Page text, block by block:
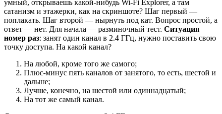
умный, открываешь какой-нибудь Wi-Fi Explorer, а там
сатанизм и этажерки, как на скриншоте? Шаг первый —
поплакать. Шаг второй — нырнуть под кат. Вопрос простой, а
ответ — нет. Для начала — разминочный тест. Ситуация
номер раз: занят один канал в 2.4 ГГц, нужно поставить свою
точку доступа. На какой канал?
На любой, кроме того же самого;
Плюс-минус пять каналов от занятого, то есть, шестой и
дальше;
Лучше, конечно, на шестой или одиннадцатый;
На тот же самый канал.